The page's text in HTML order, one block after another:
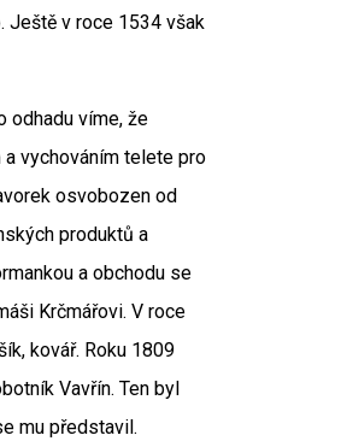
Ještě v roce 1534 však
odhadu víme, že
vychováním telete pro
osvobozen od
produktů a
a obchodu se
Krčmářovi. V roce
kovář. Roku 1809
Vavřín. Ten byl
mu představil.